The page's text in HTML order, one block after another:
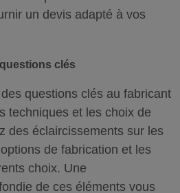
un devis adapté à vos
clés
questions clés au fabricant
techniques et les choix de
des éclaircissements sur les
de fabrication et les
choix. Une
de ces éléments vous